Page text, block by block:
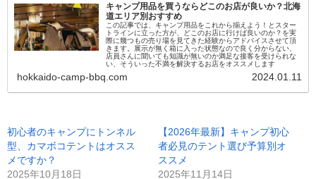
キャンプ用品を買うならどこのお店が良いか？北海
道エリア別おすすめ
この記事では、キャンプ用品をこれから揃えよう！とスター
トラインに立った方が、どこのお店に行けば良いのか？を実
際に幾つもの売り場を見てきた経験からアドバイスさせて頂
きます。展示が無く箱に入った状態なので良く分からない、
店員さんに聞いても知識が無いのか満足な接客を受けられな
い、そういった不満を解決するお店をオススメします
hokkaido-camp-bbq.com 2024.01.11
初心者のキャンプにトンネル
型、カマボコテントはオスス
メですか？
2025年10月18日
【2026年最新】キャンプ初心
者必見のテント選び予算別オ
ススメ
2025年11月14日